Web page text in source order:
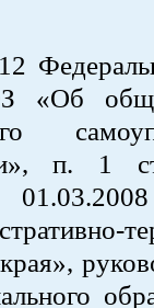
«Об
п. 1